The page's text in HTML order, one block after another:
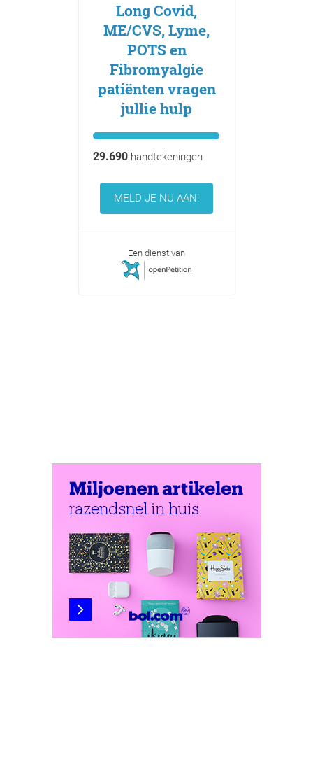
Long Covid,
ME/CVS, Lyme,
POTS en
Fibromyalgie
patiënten vragen
jullie hulp
29.690handtekeningen
MELD JE NU AAN!
Een dienst van